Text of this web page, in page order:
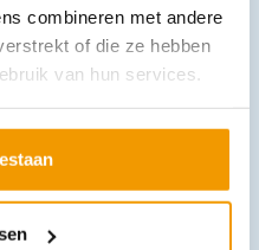
combineren met andere
of die ze hebben
van hun services.